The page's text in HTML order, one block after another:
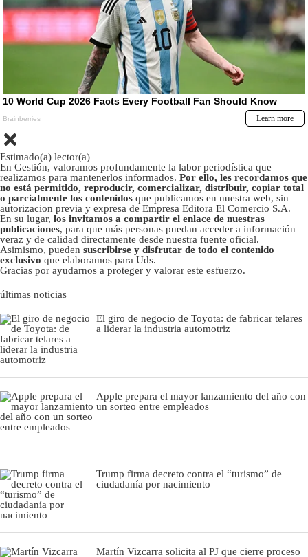
Estimado(a) lector(a)
En Gestión, valoramos profundamente la labor periodística que
realizamos para mantenerlos informados. Por ello, les recordamos que
no está permitido, reproducir, comercializar, distribuir, copiar total
o parcialmente los contenidos que publicamos en nuestra web, sin
autorizacion previa y expresa de Empresa Editora El Comercio S.A.
En su lugar, los invitamos a compartir el enlace de nuestras
publicaciones, para que más personas puedan acceder a información
veraz y de calidad directamente desde nuestra fuente oficial.
Asimismo, pueden suscribirse y disfrutar de todo el contenido
exclusivo que elaboramos para Uds.
Gracias por ayudarnos a proteger y valorar este esfuerzo.
últimas noticias
El giro de negocio de Toyota: de fabricar telares
a liderar la industria automotriz
Apple prepara el mayor lanzamiento del año con
un sorteo entre empleados
Trump firma decreto contra el “turismo” de
ciudadanía por nacimiento
Martín Vizcarra solicita al PJ que cierre proceso